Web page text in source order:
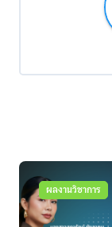
อ
ง
ผลงานวิชาการ